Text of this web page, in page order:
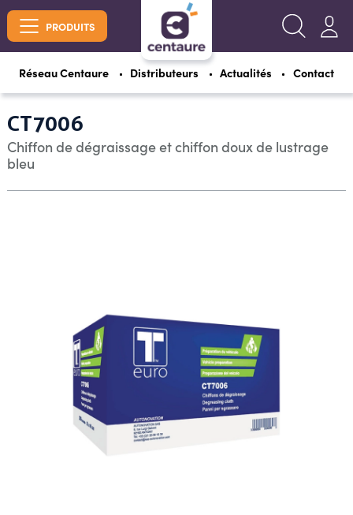
PRODUITS
Réseau Centaure Distributeurs Actualités Contact
CT7006
Chiffon de dégraissage et chiffon doux de lustrage
bleu